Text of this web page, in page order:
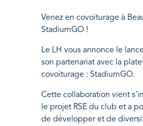
Venez en covoiturage à
StadiumGO !
Le LH vous annonce le
son partenariat avec la
covoiturage : StadiumGO.
Cette collaboration vient
le projet RSE du club et a
de développer et de